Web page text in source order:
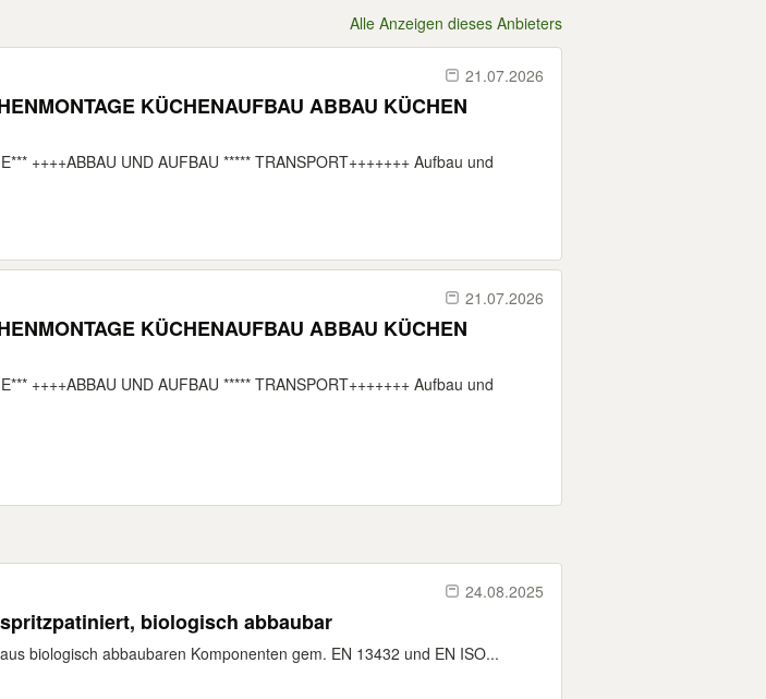
Alle Anzeigen dieses Anbieters
21.07.2026
KÜCHENAUFBAU ABBAU KÜCHEN
++++ABBAU UND AUFBAU ***** TRANSPORT+++++++ Aufbau und
21.07.2026
KÜCHENAUFBAU ABBAU KÜCHEN
++++ABBAU UND AUFBAU ***** TRANSPORT+++++++ Aufbau und
24.08.2025
biologisch abbaubar
biologisch abbaubaren Komponenten gem. EN 13432 und EN ISO...